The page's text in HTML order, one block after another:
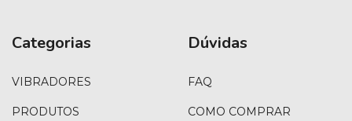
Categorias
VIBRADORES
PRODUTOS
Dúvidas
FAQ
COMO COMPRAR